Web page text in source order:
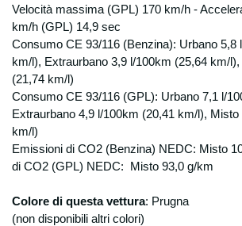
Velocità massima (GPL) 170 km/h -
km/h (GPL) 14,9 sec
Consumo CE 93/116 (Benzina): Urbano 5,8
km/l), Extraurbano 3,9 l/100km (25,64 km/
(21,74 km/l)
Consumo CE 93/116 (GPL): Urbano 7,1 l/
Extraurbano 4,9 l/100km (20,41 km/l),
km/l)
Emissioni di CO2 (Benzina) NEDC: Misto
di CO2 (GPL) NEDC: Misto 93,0 g/km
Colore di questa vettura: Prugna
(non disponibili altri colori)